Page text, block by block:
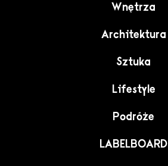
Wnętrza
Architektura
Sztuka
Lifestyle
Podróże
LABELBOARD